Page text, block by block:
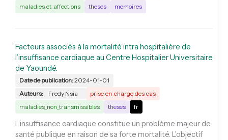
maladies_et_affections
theses memoires
Facteurs associés à la mortalité intra hospitalière de
l’insuffisance cardiaque au Centre Hospitalier Universitaire
de Yaoundé.
Date de publication:2024-01-01
Auteurs:
Fredy Nsia
prise_en_charge_des_cas
maladies_non_transmissibles
theses fr
L’insuffisance cardiaque constitue un problème majeur de
santé publique en raison de sa forte mortalité. L’objectif